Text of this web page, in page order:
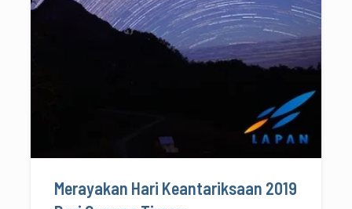
Merayakan Hari Keantariksaan 2019